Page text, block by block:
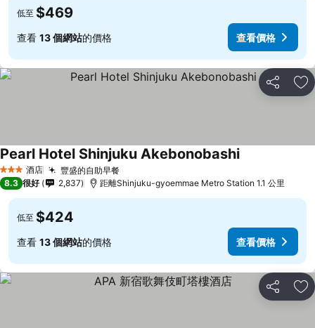
低至 $469
查看 13 個網站的價格 查看價格
分享 放
3 星級 酒店 豐盛的自助早餐
Pearl Hotel Shinjuku Akebonobashi
8.3 很好 2,837 距離Shinjuku-gyoemmae Metro Station 1.1 公里
低至 $424
查看 13 個網站的價格 查看價格
分享 放